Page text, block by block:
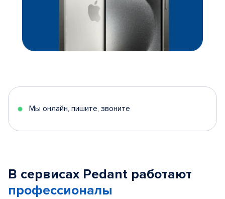
Мы онлайн, пишите, звоните
В сервисах Pedant работают
профессионалы